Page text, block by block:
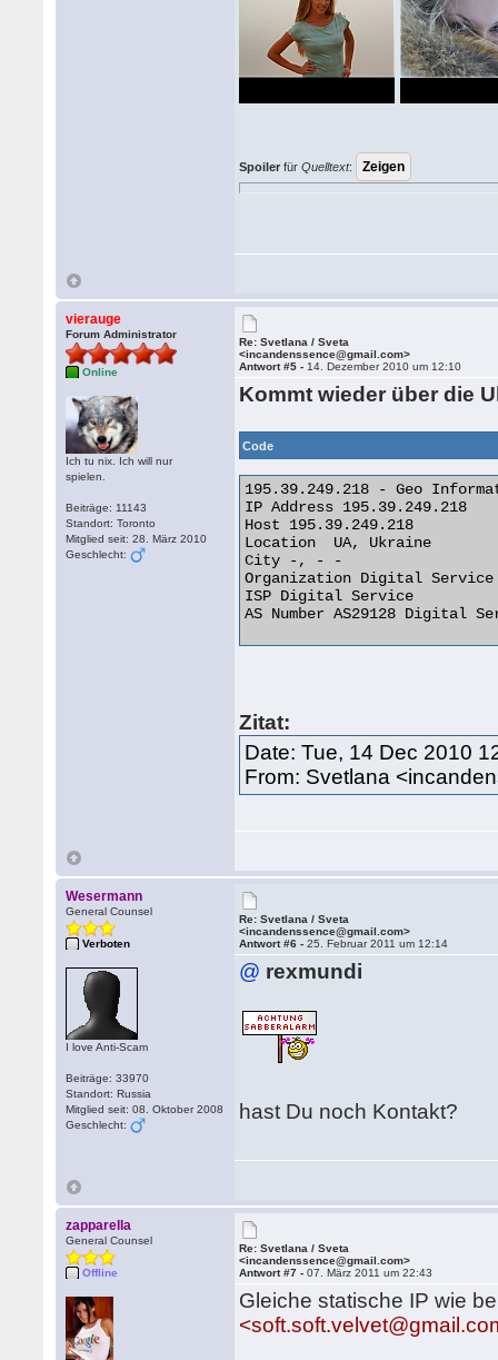
Spoiler fürQuelltext:
vierauge
Forum Administrator
Online
Ich tu nix. Ich will nur
spielen.
Beiträge: 11143
Standort: Toronto
Mitglied seit: 28. März 2010
Geschlecht:
Re: Svetlana / Sveta
<incandenssence@gmail.com>
Antwort #5 - 14. Dezember 2010 um 12:10
Kommt wieder über die
Code
195.39.249.218 - Geo
IP Address 195.39.249.218
Host 195.39.249.218
Location  UA, Ukraine
City -, - -
Organization Digital Service
ISP Digital Service
AS Number AS29128 Digital
Zitat:
Date: Tue, 14 Dec 2010
From: Svetlana
Wesermann
General Counsel
Verboten
I love Anti-Scam
Beiträge: 33970
Standort: Russia
Mitglied seit: 08. Oktober 2008
Geschlecht:
Re: Svetlana / Sveta
<incandenssence@gmail.com>
Antwort #6 -25. Februar 2011 um 12:14
@ rexmundi
hast Du noch Kontakt?
zapparella
General Counsel
Offline
Re: Svetlana / Sveta
<incandenssence@gmail.com>
Antwort #7 -07. März 2011 um 22:43
Gleiche statische IP wie